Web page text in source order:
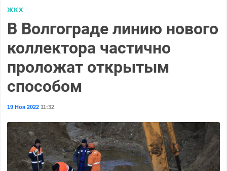
ЖКХ
В Волгограде линию нового
коллектора частично
проложат открытым
способом
19 Ноя 202211:32